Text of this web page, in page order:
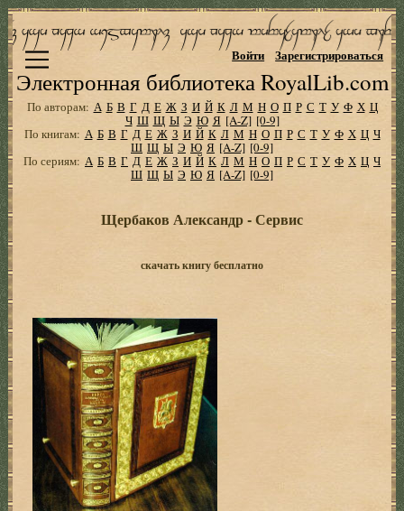
Электронная библиотека RoyalLib.com
Войти Зарегистрироваться
По авторам: А Б В Г Д Е Ж З И Й К Л М Н О П Р С Т У Ф Х Ц
Ч Ш Щ Ы Э Ю Я [A-Z] [0-9]
По книгам: А Б В Г Д Е Ж З И Й К Л М Н О П Р С Т У Ф Х Ц Ч
Ш Щ Ы Э Ю Я [A-Z] [0-9]
По сериям: А Б В Г Д Е Ж З И Й К Л М Н О П Р С Т У Ф Х Ц Ч
Ш Щ Ы Э Ю Я [A-Z] [0-9]
Щербаков Александр - Сервис
скачать книгу бесплатно